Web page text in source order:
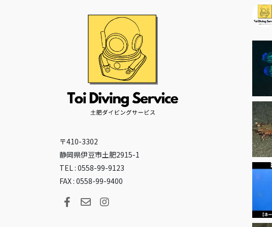
〒410-3302
静岡県伊豆市土肥2915-1
TEL : 0558-99-9123
FAX : 0558-99-9400